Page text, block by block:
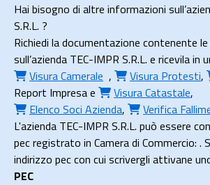
Hai bisogno di altre informazioni
S.R.L. ?
Richiedi la documentazione contenente
sull’azienda TEC-IMPR S.R.L. e ricevila in
Visura Camerale , Visura Protesti,
Report Impresae Visura Catastale,
Elenco Soci Azienda, Verifica
L'azienda TEC-IMPR S.R.L. può essere
pec registrato in Camera di Commercio: .
indirizzo pec con cui scrivergli attivane
PEC